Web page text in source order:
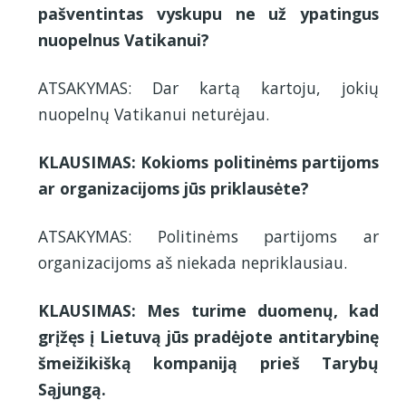
pašventintas vyskupu ne už ypatingus
nuopelnus Vatikanui?
ATSAKYMAS: Dar kartą kartoju, jokių
nuopelnų Vatikanui neturėjau.
KLAUSIMAS: Kokioms politinėms partijoms
ar organizacijoms jūs priklausėte?
ATSAKYMAS: Politinėms partijoms ar
organizacijoms aš niekada nepriklausiau.
KLAUSIMAS: Mes turime duomenų, kad
grįžęs į Lietuvą jūs pradėjote antitarybinę
šmeižikišką kompaniją prieš Tarybų
Sąjungą.